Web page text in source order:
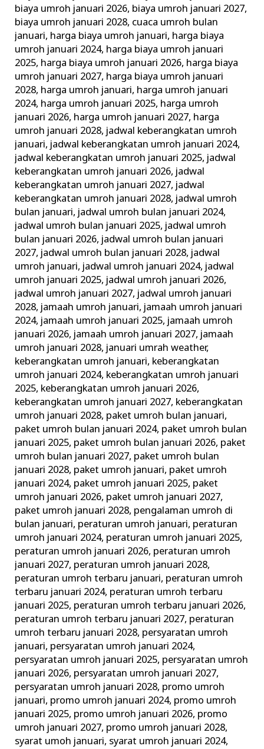
biaya umroh januari 2026, biaya umroh januari 2027,
biaya umroh januari 2028, cuaca umroh bulan
januari, harga biaya umroh januari, harga biaya
umroh januari 2024, harga biaya umroh januari
2025, harga biaya umroh januari 2026, harga biaya
umroh januari 2027, harga biaya umroh januari
2028, harga umroh januari, harga umroh januari
2024, harga umroh januari 2025, harga umroh
januari 2026, harga umroh januari 2027, harga
umroh januari 2028, jadwal keberangkatan umroh
januari, jadwal keberangkatan umroh januari 2024,
jadwal keberangkatan umroh januari 2025, jadwal
keberangkatan umroh januari 2026, jadwal
keberangkatan umroh januari 2027, jadwal
keberangkatan umroh januari 2028, jadwal umroh
bulan januari, jadwal umroh bulan januari 2024,
jadwal umroh bulan januari 2025, jadwal umroh
bulan januari 2026, jadwal umroh bulan januari
2027, jadwal umroh bulan januari 2028, jadwal
umroh januari, jadwal umroh januari 2024, jadwal
umroh januari 2025, jadwal umroh januari 2026,
jadwal umroh januari 2027, jadwal umroh januari
2028, jamaah umroh januari, jamaah umroh januari
2024, jamaah umroh januari 2025, jamaah umroh
januari 2026, jamaah umroh januari 2027, jamaah
umroh januari 2028, januari umrah weather,
keberangkatan umroh januari, keberangkatan
umroh januari 2024, keberangkatan umroh januari
2025, keberangkatan umroh januari 2026,
keberangkatan umroh januari 2027, keberangkatan
umroh januari 2028, paket umroh bulan januari,
paket umroh bulan januari 2024, paket umroh bulan
januari 2025, paket umroh bulan januari 2026, paket
umroh bulan januari 2027, paket umroh bulan
januari 2028, paket umroh januari, paket umroh
januari 2024, paket umroh januari 2025, paket
umroh januari 2026, paket umroh januari 2027,
paket umroh januari 2028, pengalaman umroh di
bulan januari, peraturan umroh januari, peraturan
umroh januari 2024, peraturan umroh januari 2025,
peraturan umroh januari 2026, peraturan umroh
januari 2027, peraturan umroh januari 2028,
peraturan umroh terbaru januari, peraturan umroh
terbaru januari 2024, peraturan umroh terbaru
januari 2025, peraturan umroh terbaru januari 2026,
peraturan umroh terbaru januari 2027, peraturan
umroh terbaru januari 2028, persyaratan umroh
januari, persyaratan umroh januari 2024,
persyaratan umroh januari 2025, persyaratan umroh
januari 2026, persyaratan umroh januari 2027,
persyaratan umroh januari 2028, promo umroh
januari, promo umroh januari 2024, promo umroh
januari 2025, promo umroh januari 2026, promo
umroh januari 2027, promo umroh januari 2028,
syarat umoh januari, syarat umroh januari 2024,